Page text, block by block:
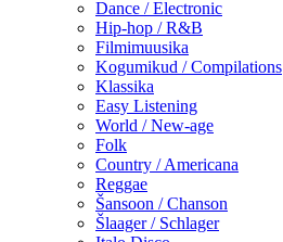
Dance / Electronic
Hip-hop / R&B
Filmimuusika
Kogumikud / Compilations
Klassika
Easy Listening
World / New-age
Folk
Country / Americana
Reggae
Šansoon / Chanson
Šlaager / Schlager